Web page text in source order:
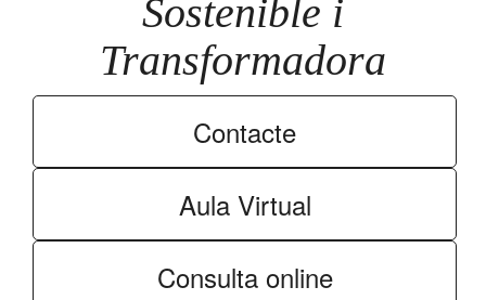
Sostenible i
Transformadora
Contacte
Aula Virtual
Consulta online